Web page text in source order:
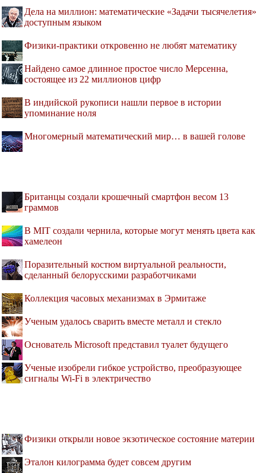
Дела на миллион: математические «Задачи тысячелетия»
доступным языком
Физики-практики откровенно не любят математику
Найдено самое длинное простое число Мерсенна,
состоящее из 22 миллионов цифр
В индийской рукописи нашли первое в истории
упоминание ноля
Многомерный математический мир… в вашей голове
Британцы создали крошечный смартфон весом 13
граммов
В MIT создали чернила, которые могут менять цвета как
хамелеон
Поразительный костюм виртуальной реальности,
сделанный белорусскими разработчиками
Коллекция часовых механизмах в Эрмитаже
Ученым удалось сварить вместе металл и стекло
Основатель Microsoft представил туалет будущего
Ученые изобрели гибкое устройство, преобразующее
сигналы Wi-Fi в электричество
Физики открыли новое экзотическое состояние материи
Эталон килограмма будет совсем другим